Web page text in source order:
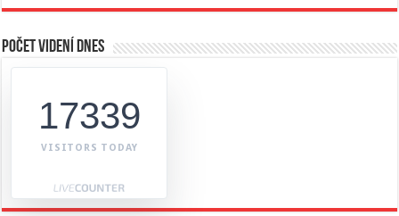
Počet videní dnes
17339
VISITORS TODAY